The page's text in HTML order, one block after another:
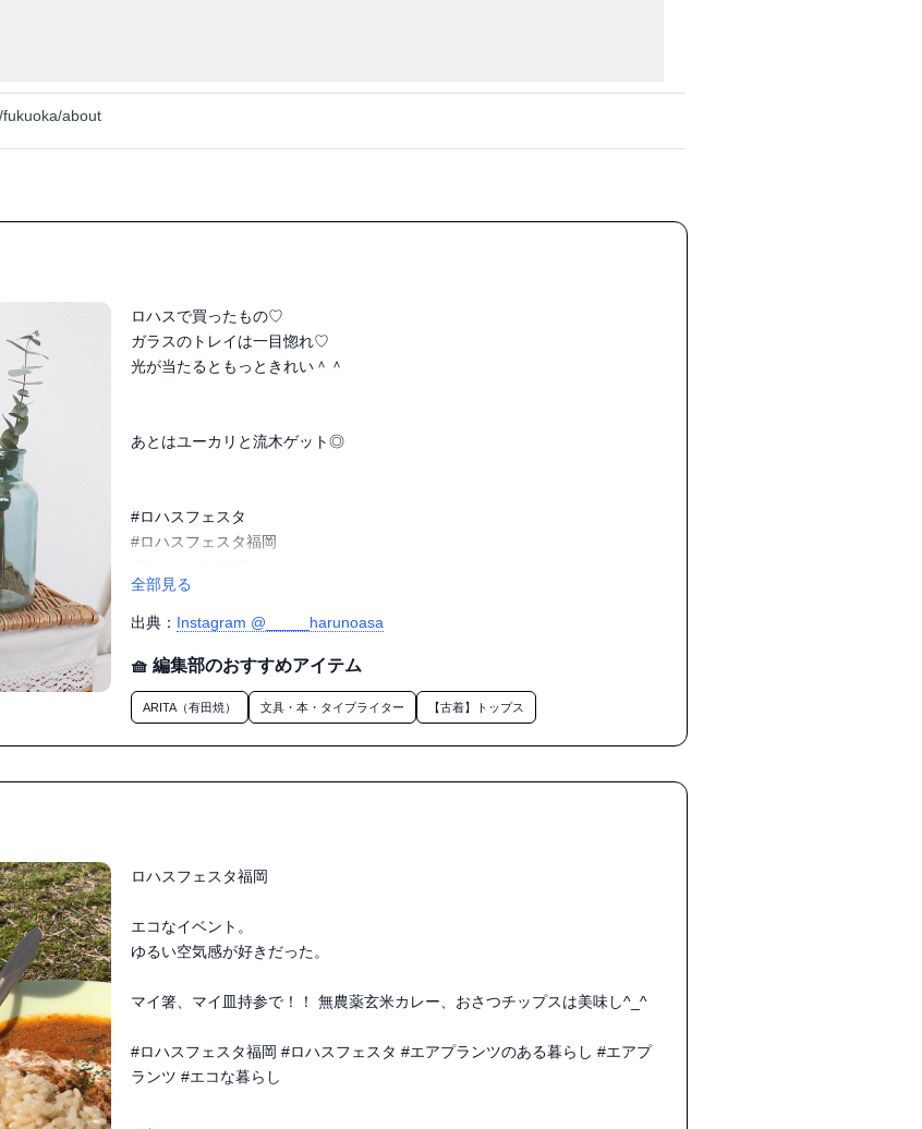
about
ロハスで買ったもの♡﻿
ガラスのトレイは一目惚れ♡﻿
光が当たるともっときれい＾＾﻿
あとはユーカリと流木ゲット◎﻿
#ロハスフェスタ﻿
#ロハスフェスタ福岡﻿
@moreflower87
全部見る
出典： Instagram @_____harunoasa
🧺 編集部のおすすめアイテム
ARITA（有田焼） 文具・本・タイプライター 【古着】トップス
ロハスフェスタ福岡
エコなイベント。
ゆるい空気感が好きだった。
マイ箸、マイ皿持参で！！ 無農薬玄米カレー、おさつチップスは美味し^_^
#ロハスフェスタ福岡 #ロハスフェスタ #エアプランツのある暮らし #エアプ
ランツ #エコな暮らし